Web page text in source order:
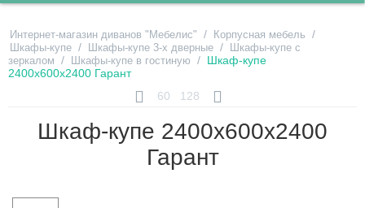
Интернет-магазин диванов "Мебелис" / Корпусная мебель /
Шкафы-купе / Шкафы-купе 3-х дверные / Шкафы-купе с
зеркалом / Шкафы-купе в гостиную / Шкаф-купе
2400х600х2400 Гарант
60
128
Шкаф-купе 2400х600х2400
Гарант